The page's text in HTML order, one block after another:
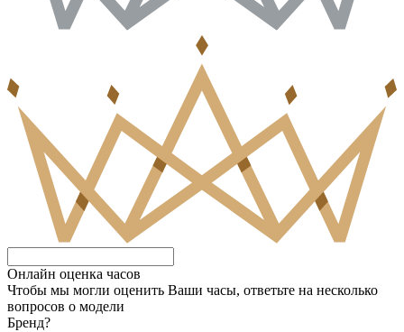
Онлайн оценка часов
Чтобы мы могли оценить Ваши часы, ответьте на несколько
вопросов о модели
Бренд?